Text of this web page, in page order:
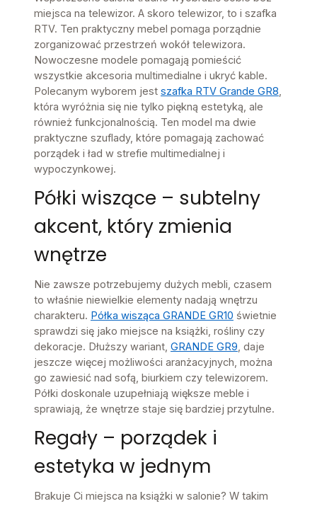
miejsca na telewizor. A skoro telewizor, to i szafka
RTV. Ten praktyczny mebel pomaga porządnie
zorganizować przestrzeń wokół telewizora.
Nowoczesne modele pomagają pomieścić
wszystkie akcesoria multimedialne i ukryć kable.
Polecanym wyborem jest szafka RTV Grande GR8
która wyróżnia się nie tylko piękną estetyką, ale
również funkcjonalnością. Ten model ma dwie
praktyczne szuflady, które pomagają zachować
porządek i ład w strefie multimedialnej i
wypoczynkowej.
Półki wiszące – subtelny
akcent, który zmienia
wnętrze
Nie zawsze potrzebujemy dużych mebli, czasem
to właśnie niewielkie elementy nadają wnętrzu
charakteru. Półka wisząca GRANDE GR10 świetnie
sprawdzi się jako miejsce na książki, rośliny czy
dekoracje. Dłuższy wariant, GRANDE GR9 , daje
jeszcze więcej możliwości aranżacyjnych, można
go zawiesić nad sofą, biurkiem czy telewizorem.
Półki doskonale uzupełniają większe meble i
sprawiają, że wnętrze staje się bardziej przytulne.
Regały – porządek i
estetyka w jednym
Brakuje Ci miejsca na książki w salonie? W takim